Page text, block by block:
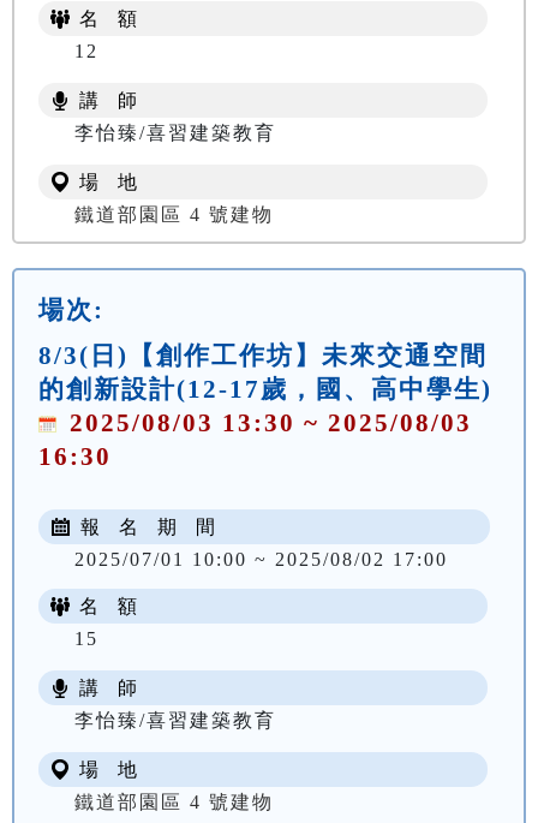
名 額
12
講 師
李怡臻/喜習建築教育
場 地
鐵道部園區 4 號建物
場次:
8/3(日)【創作工作坊】未來交通空間
的創新設計(12-17歲，國、高中學生)
2025/08/03 13:30 ~ 2025/08/03
16:30
報 名 期 間
2025/07/01 10:00 ~ 2025/08/02 17:00
名 額
15
講 師
李怡臻/喜習建築教育
場 地
鐵道部園區 4 號建物